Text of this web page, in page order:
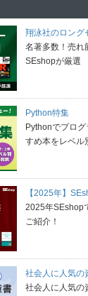
翔泳社のロング
名著多数！売れ
SEshopが厳選
Python特集
Pythonでプロ
すめ本をレベル
【2025年】
2025年SEshop
ご紹介！
社会人に人気の
社会人に人気の